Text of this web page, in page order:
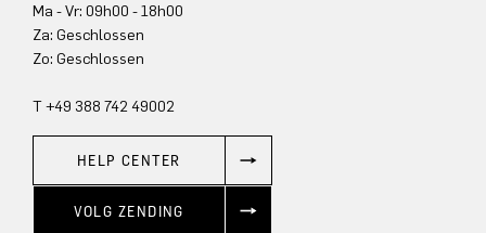
Ma - Vr: 09h00 - 18h00
Za: Geschlossen
Zo: Geschlossen
T +49 388 742 49002
HELP CENTER
VOLG ZENDING